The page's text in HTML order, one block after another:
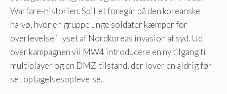
Warfare-historien. Spillet foregår på den koreanske
halvø, hvor en gruppe unge soldater kæmper for
overlevelse i lyset af Nordkoreas invasion af syd. Ud
over kampagnen vil MW4 introducere en ny tilgang til
multiplayer og en DMZ-tilstand, der lover en aldrig før
set optagelsesoplevelse.